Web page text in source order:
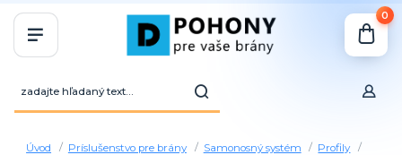
0
Úvod Príslušenstvo pre brány Samonosný systém
Profily